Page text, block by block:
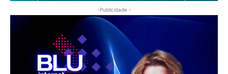
-Publicidade -